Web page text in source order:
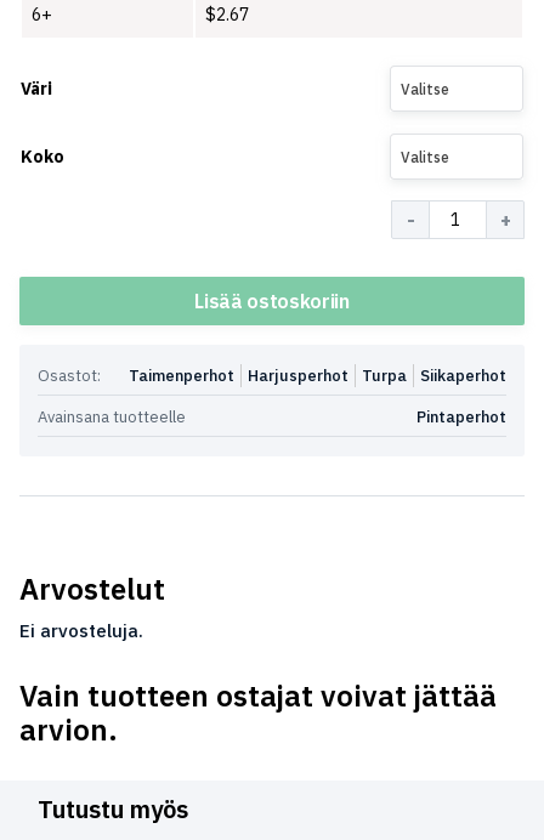
6+ $2.67
Väri Valitse
Koko Valitse
Lisää ostoskoriin
Osastot: Siikaperhot
Turpa
Harjusperhot
Taimenperhot
Avainsana tuotteelle
Pintaperhot
Arvostelut
Ei arvosteluja.
Vain tuotteen ostajat voivat jättää
arvion.
Tutustu myös